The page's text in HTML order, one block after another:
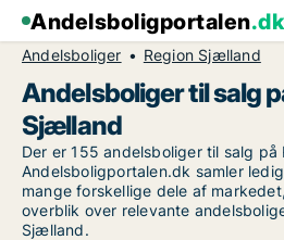
Andelsboligportalen.dk
Andelsboliger Region Sjælland
Andelsboliger til salg
Sjælland
Der er 155 andelsboliger til salg
Andelsboligportalen.dk samler
mange forskellige dele af
overblik over relevante
Sjælland.